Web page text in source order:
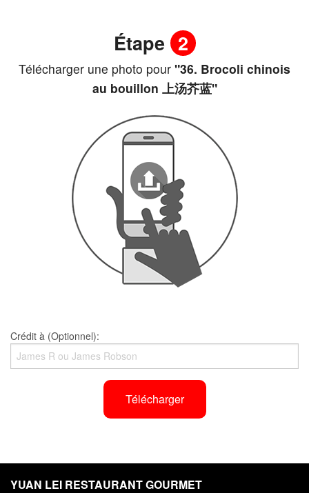
Étape 2
Télécharger une photo pour "36. Brocoli chinois
au bouillon 上汤芥蓝"
Crédit à (Optionnel):
Télécharger
YUAN LEI RESTAURANT GOURMET